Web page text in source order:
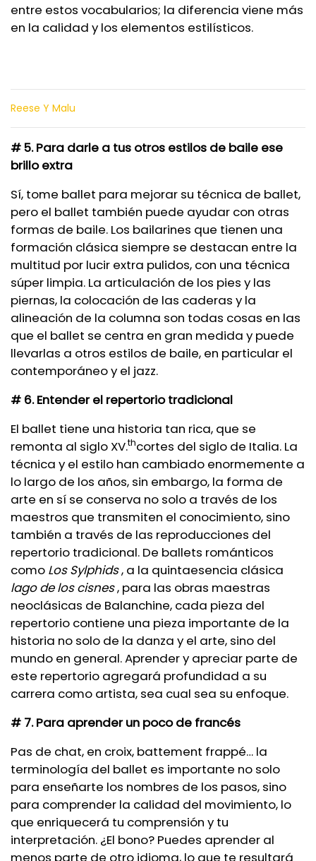
entre estos vocabularios; la diferencia viene más
en la calidad y los elementos estilísticos.
Reese Y Malu
# 5. Para darle a tus otros estilos de baile ese
brillo extra
Sí, tome ballet para mejorar su técnica de ballet,
pero el ballet también puede ayudar con otras
formas de baile. Los bailarines que tienen una
formación clásica siempre se destacan entre la
multitud por lucir extra pulidos, con una técnica
súper limpia. La articulación de los pies y las
piernas, la colocación de las caderas y la
alineación de la columna son todas cosas en las
que el ballet se centra en gran medida y puede
llevarlas a otros estilos de baile, en particular el
contemporáneo y el jazz.
# 6. Entender el repertorio tradicional
El ballet tiene una historia tan rica, que se
remonta al siglo XV.thcortes del siglo de Italia. La
técnica y el estilo han cambiado enormemente a
lo largo de los años, sin embargo, la forma de
arte en sí se conserva no solo a través de los
maestros que transmiten el conocimiento, sino
también a través de las reproducciones del
repertorio tradicional. De ballets románticos
como Los Sylphids, a la quintaesencia clásica
lago de los cisnes, para las obras maestras
neoclásicas de Balanchine, cada pieza del
repertorio contiene una pieza importante de la
historia no solo de la danza y el arte, sino del
mundo en general. Aprender y apreciar parte de
este repertorio agregará profundidad a su
carrera como artista, sea cual sea su enfoque.
# 7. Para aprender un poco de francés
Pas de chat, en croix, battement frappé… la
terminología del ballet es importante no solo
para enseñarte los nombres de los pasos, sino
para comprender la calidad del movimiento, lo
que enriquecerá tu comprensión y tu
interpretación. ¿El bono? Puedes aprender al
menos parte de otro idioma, lo que te resultará